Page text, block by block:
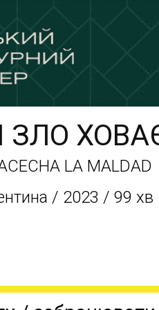
ЗЛО
LA MALDAD
/ 2023 / 99 хв